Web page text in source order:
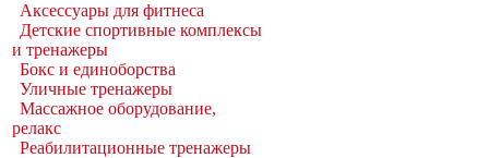
Аксессуары для фитнеса
Детские спортивные комплексы
и тренажеры
Бокс и единоборства
Уличные тренажеры
Массажное оборудование,
релакс
Реабилитационные тренажеры